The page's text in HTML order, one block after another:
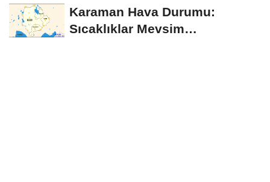
Karaman Hava Durumu:
Sıcaklıklar Mevsim